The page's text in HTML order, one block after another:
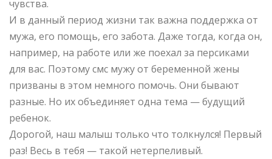
чувства.
И в данный период жизни так важна поддержка от
мужа, его помощь, его забота. Даже тогда, когда он,
например, на работе или же поехал за персиками
для вас. Поэтому смс мужу от беременной жены
призваны в этом немного помочь. Они бывают
разные. Но их объединяет одна тема — будущий
ребенок.
Дорогой, наш малыш только что толкнулся! Первый
раз! Весь в тебя — такой нетерпеливый.